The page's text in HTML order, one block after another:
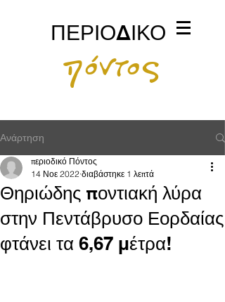
πόντος
ΠΕΡΙΟΔΙΚΟ
Ανάρτηση
Θηριώδης ποντιακή λύρα
στην Πεντάβρυσο Εορδαίας
φτάνει τα 6,67 μέτρα!
περιοδικό Πόντος
14 Νοε 2022 διαβάστηκε 1 λεπτά